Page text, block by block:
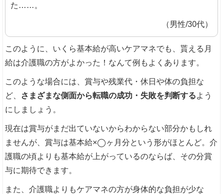
た……。
（男性/30代）
このように、いくら基本給が高いケアマネでも、貰える月
給は介護職の方がよかった！なんて例もよくあります。
このような場合には、賞与や残業代・休日や体の負担な
ど、 さまざまな側面から転職の成功・失敗を判断するよう
にしましょう。
現在は賞与がまだ出ていないからわからない部分かもしれ
ませんが、賞与は基本給×◯ヶ月分という形がほとんど。介
護職の頃よりも基本給が上がっているのならば、その分賞
与に期待できます。
また、介護職よりもケアマネの方が身体的な負担が少な